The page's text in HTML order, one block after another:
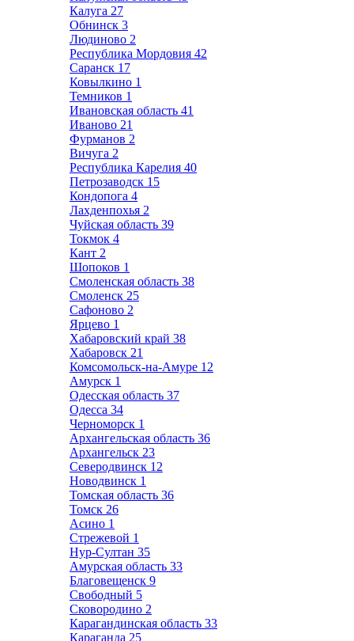
Калуга 27
Обнинск 3
Людиново 2
Республика Мордовия 42
Саранск 17
Ковылкино 1
Темников 1
Ивановская область 41
Иваново 21
Фурманов 2
Вичуга 2
Республика Карелия 40
Петрозаводск 15
Кондопога 4
Лахденпохья 2
Чуйская область 39
Токмок 4
Кант 2
Шопоков 1
Смоленская область 38
Смоленск 25
Сафоново 2
Ярцево 1
Хабаровский край 38
Хабаровск 21
Комсомольск-на-Амуре 12
Амурск 1
Одесская область 37
Одесса 34
Черноморск 1
Архангельская область 36
Архангельск 23
Северодвинск 12
Новодвинск 1
Томская область 36
Томск 26
Асино 1
Стрежевой 1
Нур-Султан 35
Амурская область 33
Благовещенск 9
Свободный 5
Сковородино 2
Карагандинская область 33
Караганда 25